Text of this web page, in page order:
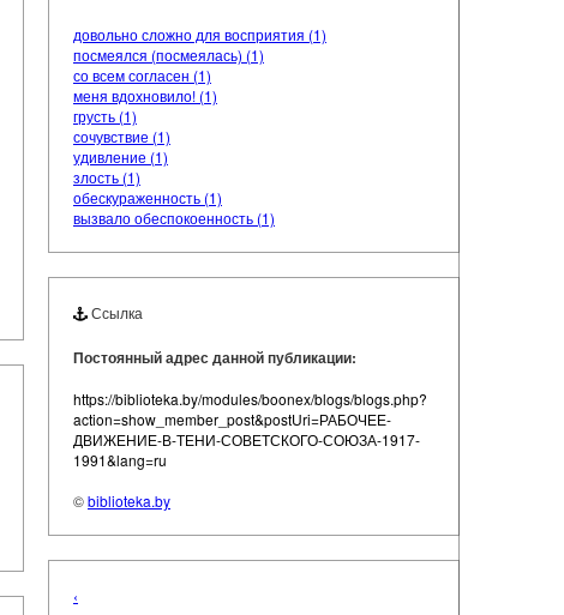
довольно сложно для восприятия (1)
посмеялся (посмеялась) (1)
со всем согласен (1)
меня вдохновило! (1)
грусть (1)
сочувствие (1)
удивление (1)
злость (1)
обескураженность (1)
вызвало обеспокоенность (1)
Ссылка
Постоянный адрес данной публикации:
https://biblioteka.by/modules/boonex/blogs/blogs.php?
action=show_member_post&postUri=РАБОЧЕЕ-
ДВИЖЕНИЕ-В-ТЕНИ-СОВЕТСКОГО-СОЮЗА-1917-
1991&lang=ru
©biblioteka.by
‹